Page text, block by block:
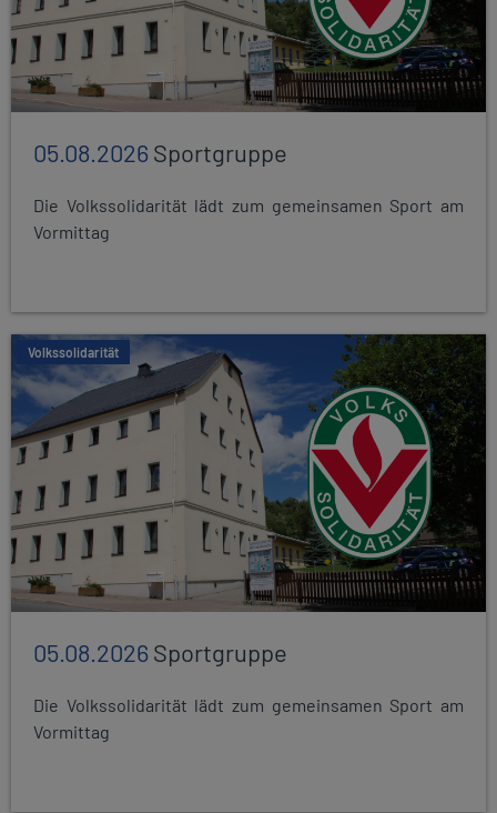
05.08.2026Sportgruppe
Die Volkssolidarität lädt zum gemeinsamen Sport am
Vormittag
Volkssolidarität
05.08.2026Sportgruppe
Die Volkssolidarität lädt zum gemeinsamen Sport am
Vormittag